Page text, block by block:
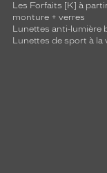
Les Forfaits [K] à
monture + verres
Lunettes anti-lumière
Lunettes de sport à la